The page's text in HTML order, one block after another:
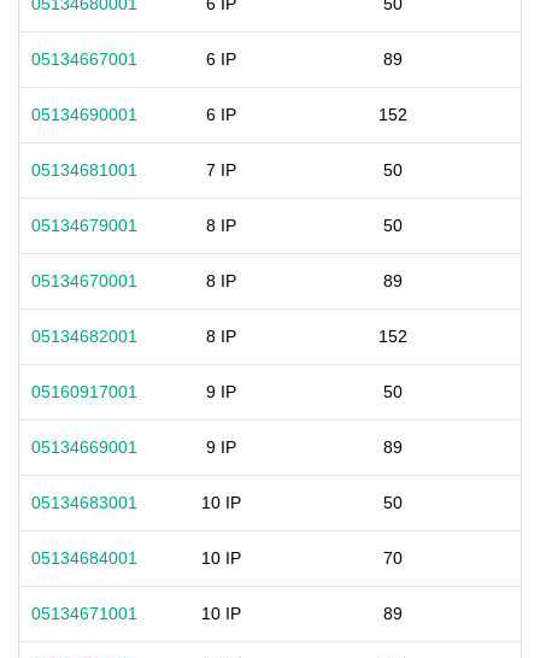
05134667001 6 IP 89
05134690001 6 IP 152
05134681001 7 IP 50
05134679001 8 IP 50
05134670001 8 IP 89
05134682001 8 IP 152
05160917001 9 IP 50
05134669001 9 IP 89
05134683001 10 IP 50
05134684001 10 IP 70
05134671001 10 IP 89